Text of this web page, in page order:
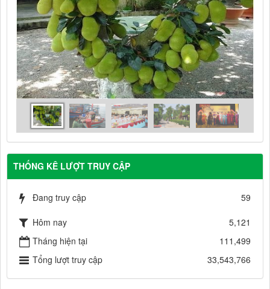
THỐNG KÊ LƯỢT TRUY CẬP
Đang truy cập 59
Hôm nay
5,121
Tháng hiện tại
111,499
Tổng lượt truy cập
33,543,766